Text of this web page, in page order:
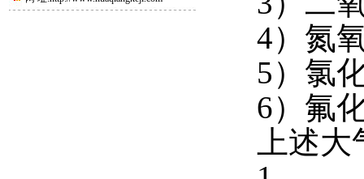
4）氮
5）氯
6）氟
上述